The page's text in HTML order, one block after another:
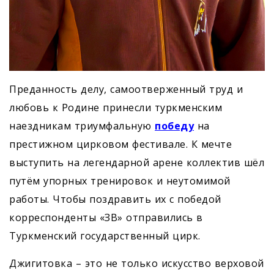
Преданность делу, самоотверженный труд и
любовь к Родине принесли туркменским
наездникам триумфальную победуна
престижном цирковом фестивале. К мечте
выступить на легендарной арене коллектив шёл
путём упорных тренировок и неутомимой
работы. Чтобы поздравить их с победой
корреспонденты «ЗВ» отправились в
Туркменский государственный цирк.
Джигитовка – это не только искусство верховой